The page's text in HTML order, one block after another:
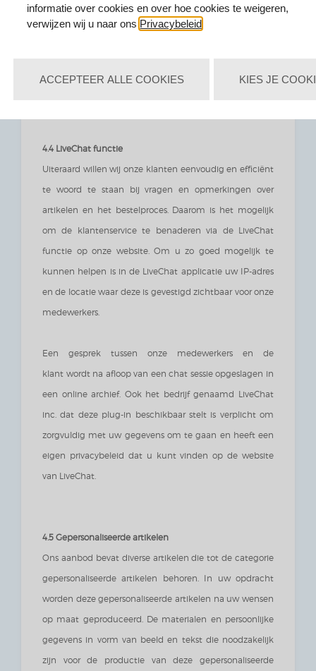
Ads:https://policies.google.com/technologies/partner-sites
4.4 LiveChat functie
Uiteraard willen wij onze klanten eenvoudig en efficiënt
te woord te staan bij vragen en opmerkingen over
artikelen en het bestelproces. Daarom is het mogelijk
om de klantenservice te benaderen via de LiveChat
functie op onze website. Om u zo goed mogelijk te
kunnen helpen is in de LiveChat applicatie uw IP-adres
en de locatie waar deze is gevestigd zichtbaar voor onze
medewerkers.
Een gesprek tussen onze medewerkers en de
klant wordt na afloop van een chat sessie opgeslagen in
een online archief. Ook het bedrijf genaamd LiveChat
inc. dat deze plug-in beschikbaar stelt is verplicht om
zorgvuldig met uw gegevens om te gaan en heeft een
eigen privacybeleid dat u kunt vinden op de website
van LiveChat.
4.5 Gepersonaliseerde artikelen
Ons aanbod bevat diverse artikelen die tot de categorie
gepersonaliseerde artikelen behoren. In uw opdracht
worden deze gepersonaliseerde artikelen na uw wensen
op maat geproduceerd. De materialen en persoonlijke
gegevens in vorm van beeld en tekst die noodzakelijk
zijn voor de productie van deze gepersonaliseerde
informatie over cookies en over hoe cookies te weigeren,
verwijzen wij u naar ons Privacybeleid
ACCEPTEER ALLE COOKIES KIES JE